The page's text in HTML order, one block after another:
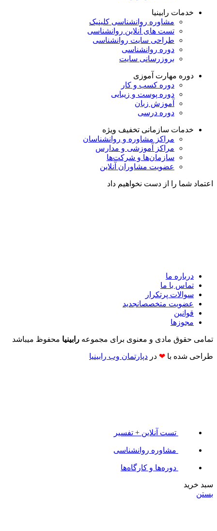
خدمات رابینیا
مشاوره روانشناسی کلینیک
تست های آنلاین روانشناسی
طراحی سایت روانشناسی
دوره روانشناسی
بروزرسانی سایت
دوره مهارت آموزی
دوره کسب و کار
دوره پوست و زیبایی
آموزش زبان
دوره درسی
خدمات سازمانی تخفیف ویژه
مراکز مشاوره و روانشناسان
مراکز آموزشی و مدارس
سازمان‌ها و شرکت‌ها
عضویت مشاوران آنلاین
اعتماد شما را از دست نخواهیم داد
درباره ما
تماس با ما
سوالات پرتکرار
عضویت متخصصانجدید
قوانین
مجوزها
تمامی حقوق مادی و معنوی برای مجموعه رابینیا محفوظ میباشد
طراحی شده با ❤ در دپارتمان وب رابینیا​​
تست آنلاین + تفسیر
مشاوره روانشناسی
دوره‌ها و کارگاه‌ها
سبد خرید
بستن